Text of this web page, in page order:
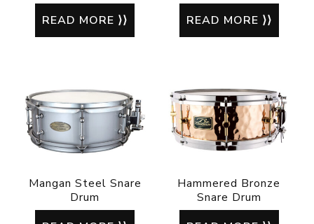
READ MORE
READ MORE
Mangan Steel Snare
Drum
Hammered Bronze
Snare Drum